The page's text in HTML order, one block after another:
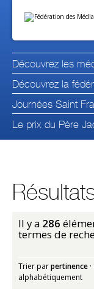
contenu.
navigation
personnels
Découvrez les
Découvrez la
Journées Saint
Le prix du Père
Il y a 286
termes de
Trier parpertinence ·
alphabétiquement